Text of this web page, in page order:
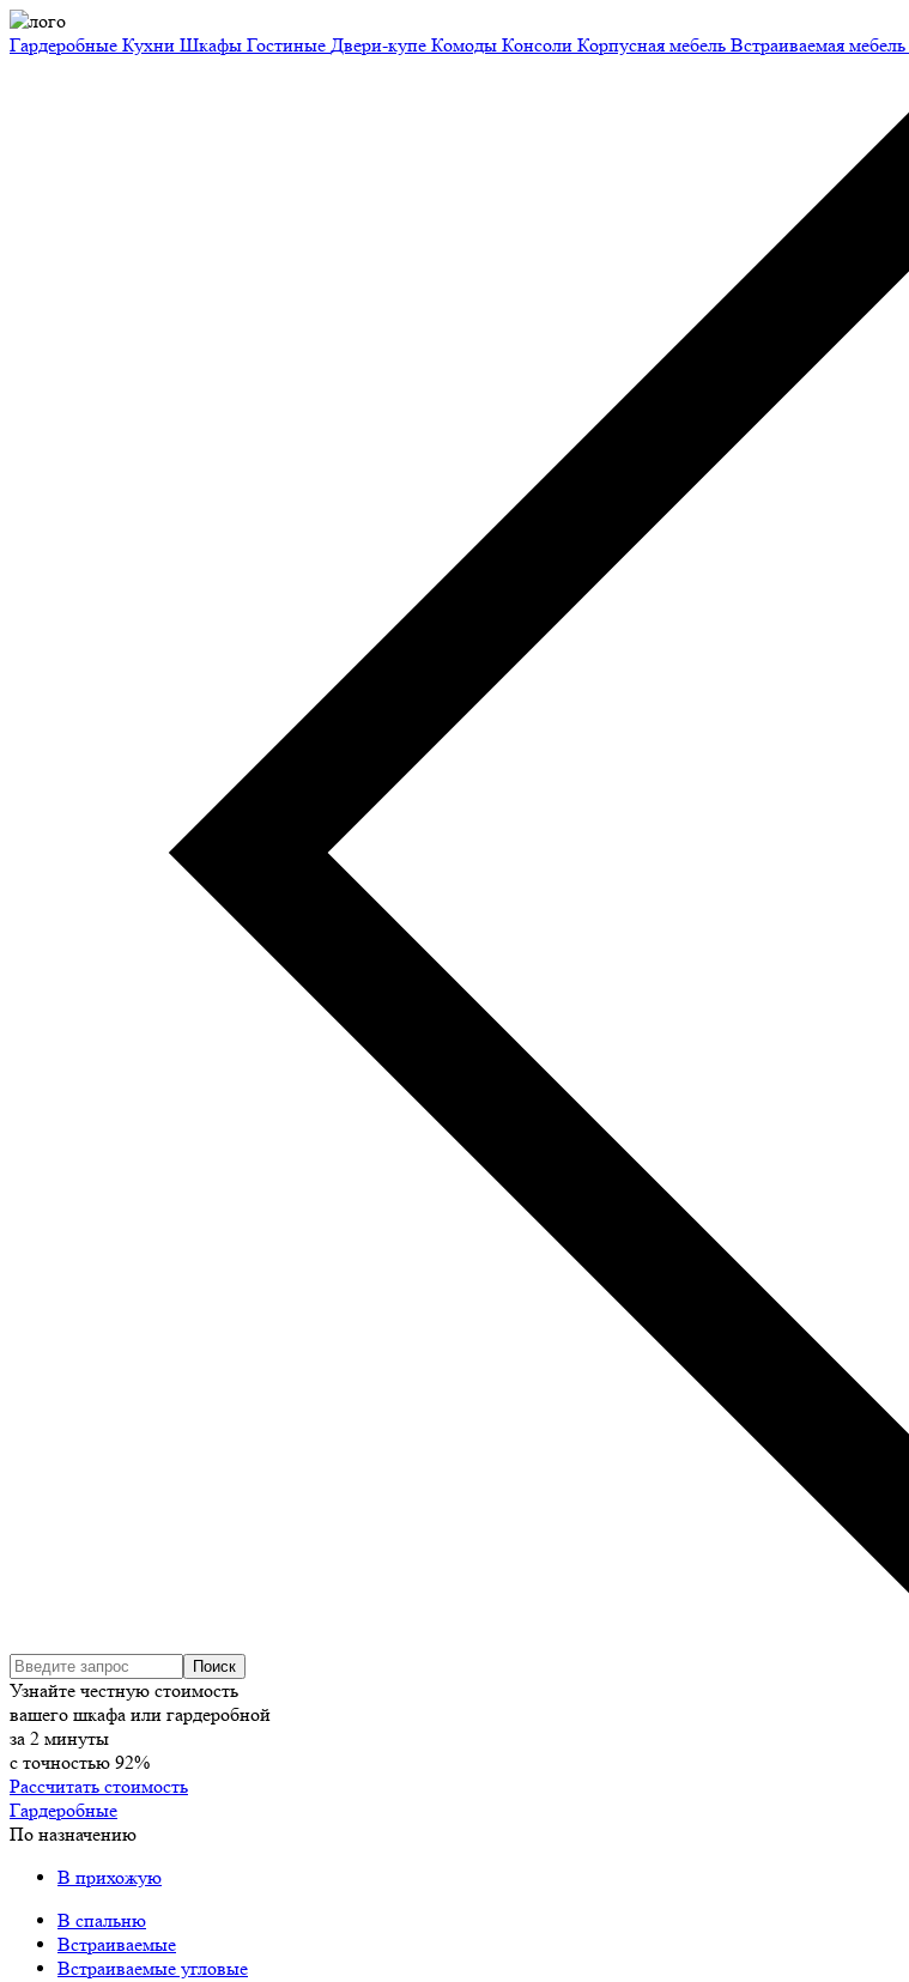
Гардеробные Кухни Шкафы Гостиные Двери-купе Комоды Консоли Корпусная мебель Встраиваемая мебель
Узнайте честную стоимость
вашего шкафа или гардеробной
за 2 минуты
с точностью 92%
Рассчитать стоимость
Гардеробные
По назначению
В прихожую
В спальню
Встраиваемые
Встраиваемые угловые